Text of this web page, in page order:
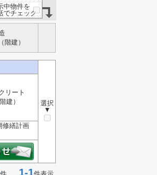
中物件を
でチェック
階建）
選択
▼
リート
建）
繕計画
1-1